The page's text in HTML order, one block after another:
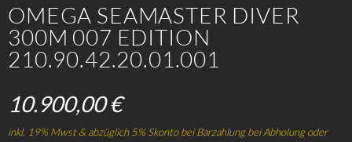
OMEGA SEAMASTER DIVER
300M 007 EDITION
210.90.42.20.01.001
10.900,00 €
inkl. 19% Mwst & abzüglich 5% Skonto bei Barzahlung bei Abholung oder